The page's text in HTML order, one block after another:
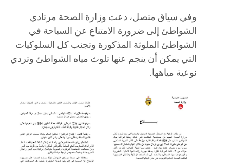
وفي سياق متصل، دعت وزارة الصحة مرتادي
الشواطئ إلى ضرورة الامتناع عن السباحة في
الشواطئ الملوثة المذكورة وتجنب كل السلوكيات
التي يمكن أن ينجم عنها تلوث مياه الشواطئ وتردي
نوعية مياهها.